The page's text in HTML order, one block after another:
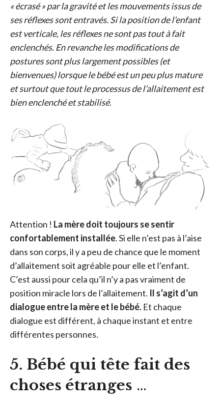
« écrasé » par la gravité et les mouvements issus de
ses réflexes sont entravés. Si la position de l’enfant
est verticale, les réflexes ne sont pas tout à fait
enclenchés. En revanche les modifications de
postures sont plus largement possibles (et
bienvenues) lorsque le bébé est un peu plus mature
et surtout que tout le processus de l’allaitement est
bien enclenché et stabilisé.
Attention ! La mère doit toujours se sentir
confortablement installée. Si elle n’est pas à l’aise
dans son corps, il y a peu de chance que le moment
d’allaitement soit agréable pour elle et l’enfant.
C’est aussi pour cela qu’il n’y a pas vraiment de
position miracle lors de l’allaitement. Il s’agit d’un
dialogue entre la mère et le bébé. Et chaque
dialogue est différent, à chaque instant et entre
différentes personnes.
5. Bébé qui tête fait des
choses étranges …